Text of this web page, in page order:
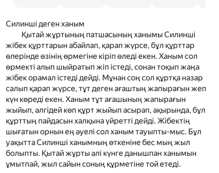
Силинші деген ханым
Қытай жұртының патшасының ханымы Силинші
жібек құрттарын абайлап, қарап жүрсе, бұл құрттар
өлерінде өзінің өрмегіне кіріп өледі екен. Ханым сол
өрмекті алып шыйратып жіп істеді, сонан тоқып жаңа
жібек орамал істеді дейді. Мұнан соң сол құртқа назар
салып қарап жүрсе, тұт деген ағаштың жапырағын жеп
күн көреді екен. Ханым тұт ағашының жапырағын
жыйып, әлгідей көп құрт жыйып асырап, ақырында, бұл
құрттың пайдасын халқына үйретті дейді. Жібектің
шығатын орнын ең әуелі сол ханым тауыпты-мыс. Бұл
уақытта Силинші ханымның өткеніне бес мың жыл
болыпты. Қытай жұрты әлі күнге данышпан ханымын
ұмытпай, жыл сайын соның құрметіне той етеді.